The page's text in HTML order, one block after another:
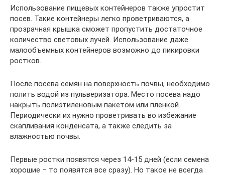
Использование пищевых контейнеров также упростит
посев. Такие контейнеры легко проветриваются, а
прозрачная крышка сможет пропустить достаточное
количество световых лучей. Использование даже
малообъемных контейнеров возможно до пикировки
ростков.
После посева семян на поверхность почвы, необходимо
полить водой из пульверизатора. Место посева надо
накрыть полиэтиленовым пакетом или пленкой.
Периодически их нужно проветривать во избежание
скапливания конденсата, а также следить за
влажностью почвы.
Первые ростки появятся через 14-15 дней (если семена
хорошие – то появятся все сразу). Но такое не всегда